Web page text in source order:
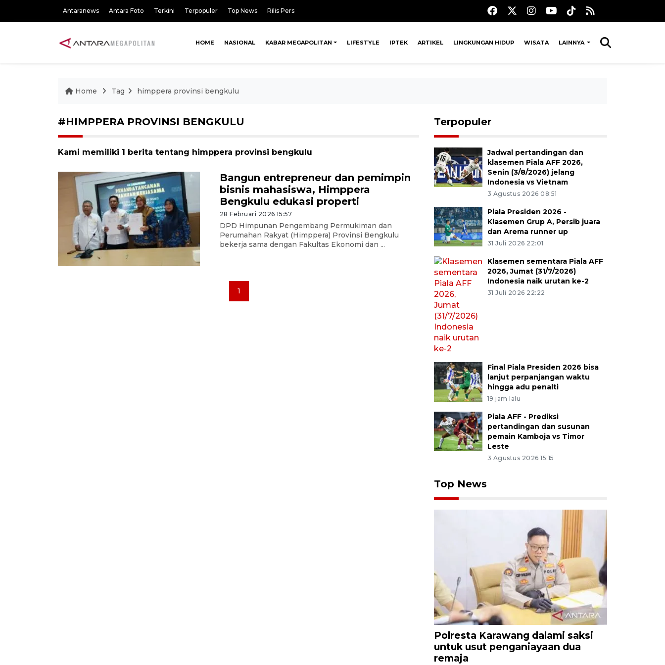
Antaranews Antara Foto Terkini Terpopuler Top News Rilis Pers
HOME NASIONAL KABAR MEGAPOLITAN LIFESTYLE IPTEK ARTIKEL LINGKUNGAN HIDUP WISATA LAINNYA
Home Tag himppera provinsi bengkulu
#HIMPPERA PROVINSI BENGKULU
Kami memiliki 1 berita tentang himppera provinsi bengkulu
Bangun entrepreneur dan pemimpin
bisnis mahasiswa, Himppera
Bengkulu edukasi properti
28 Februari 2026 15:57
DPD Himpunan Pengembang Permukiman dan
Perumahan Rakyat (Himppera) Provinsi Bengkulu
bekerja sama dengan Fakultas Ekonomi dan ...
1
Terpopuler
Jadwal pertandingan dan
klasemen Piala AFF 2026,
Senin (3/8/2026) jelang
Indonesia vs Vietnam
3 Agustus 2026 08:51
Piala Presiden 2026 -
Klasemen Grup A, Persib juara
dan Arema runner up
31 Juli 2026 22:01
Klasemen sementara Piala AFF
2026, Jumat (31/7/2026)
Indonesia naik urutan ke-2
31 Juli 2026 22:22
Final Piala Presiden 2026 bisa
lanjut perpanjangan waktu
hingga adu penalti
19 jam lalu
Piala AFF - Prediksi
pertandingan dan susunan
pemain Kamboja vs Timor
Leste
3 Agustus 2026 15:15
Top News
Polresta Karawang dalami saksi
untuk usut penganiayaan dua
remaja